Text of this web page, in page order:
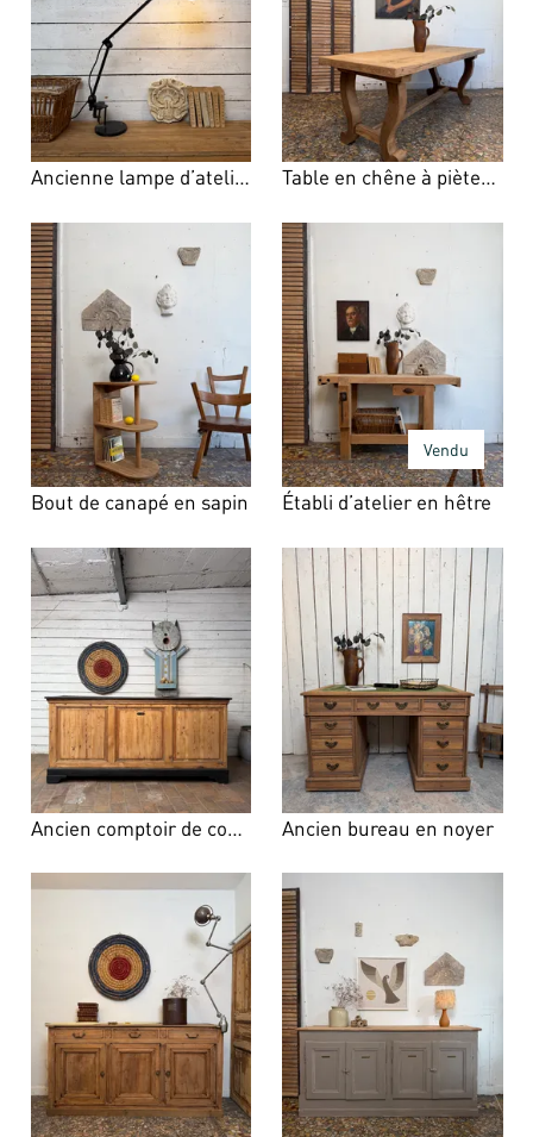
Ancienne lampe d’atelier années 50 Table en chêne à piètement lyre
Bout de canapé en sapin Établi d’atelier en hêtre
Vendu
Ancien comptoir de commerce en sapin Ancien bureau en noyer